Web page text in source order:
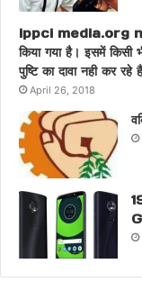
ippci media.org
किया गया है। इसमें किसी
पुष्टि का दावा नही कर रहे है
April 26, 2018